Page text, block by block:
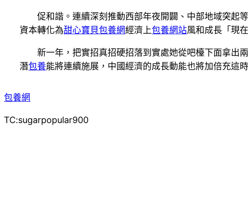
促和諧。連續深刻推動西部年夜開闢、中部地域突起
資本轉化為甜心寶貝包養網經濟上包養網站風和成長「現
新一年，把實招真招硬招落到實處她從吧檯下面拿出
潛包養能將連續施展，中國經濟的成長動能也將加倍充這
包養網
TC:sugarpopular900